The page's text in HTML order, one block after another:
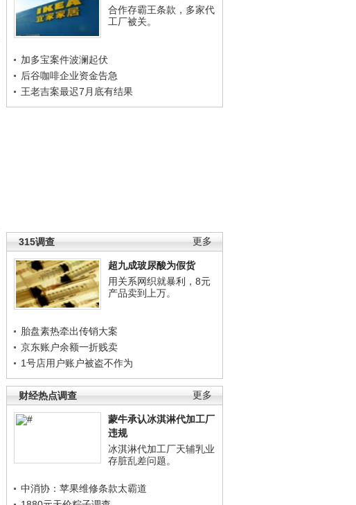
合作存霸王条款，多家代
工厂被关。
加多宝案件波澜起伏
后谷咖啡企业资金告急
王老吉案最迟7月底有结果
更多
315调查
超九成玻尿酸为假货
用关系网织就暴利，8元
产品卖到上万。
胎盘素热牵出传销大案
京东账户余额一折贱卖
1号店用户账户被盗不作为
更多
财经热点调查
蒙牛承认冰淇淋代加工厂
违规
冰淇淋代加工厂天辅乳业
存脏乱差问题。
中消协：苹果维修条款太霸道